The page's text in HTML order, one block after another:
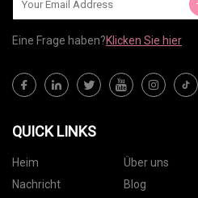
Eine Frage haben?Klicken Sie hier
QUICK LINKS
Heim Über uns
Nachricht
Blog